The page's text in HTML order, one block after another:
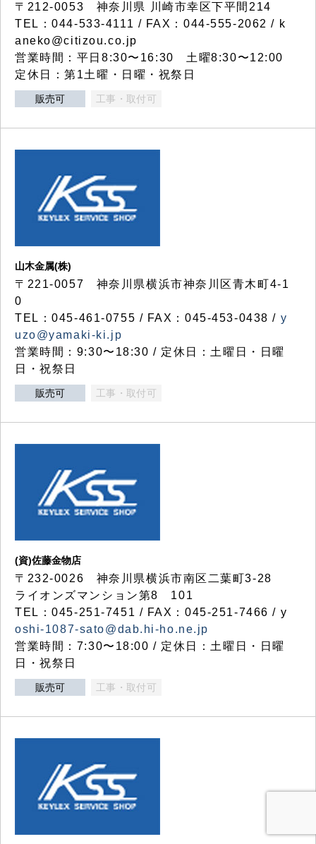
〒212-0053 神奈川県 川崎市幸区下平間214
TEL：044-533-4111 / FAX：044-555-2062 / k
aneko@citizou.co.jp
営業時間：平日8:30〜16:30 土曜8:30〜12:00
定休日：第1土曜・日曜・祝祭日
販売可 工事・取付可
山木金属(株)
〒221-0057 神奈川県横浜市神奈川区青木町4-1
0
TEL：045-461-0755 / FAX：045-453-0438 / y
uzo@yamaki-ki.jp
営業時間：9:30〜18:30 / 定休日：土曜日・日曜
日・祝祭日
販売可 工事・取付可
(資)佐藤金物店
〒232-0026 神奈川県横浜市南区二葉町3-28
ライオンズマンション第8 101
TEL：045-251-7451 / FAX：045-251-7466 / y
oshi-1087-sato@dab.hi-ho.ne.jp
営業時間：7:30〜18:00 / 定休日：土曜日・日曜
日・祝祭日
販売可 工事・取付可